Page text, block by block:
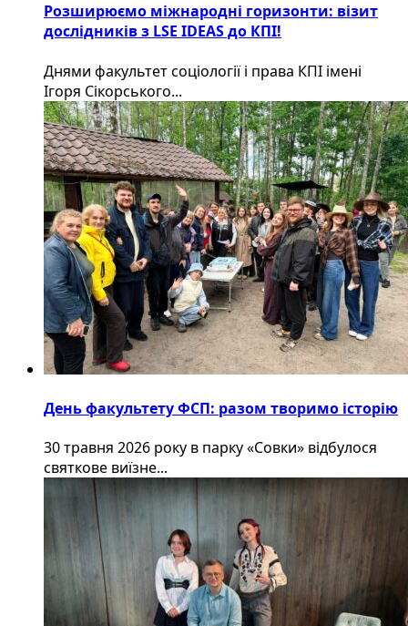
Розширюємо міжнародні горизонти: візит
дослідників з LSE IDEAS до КПІ!
Днями факультет соціології і права КПІ імені
Ігоря Сікорського...
День факультету ФСП: разом творимо історію
30 травня 2026 року в парку «Совки» відбулося
святкове виїзне...